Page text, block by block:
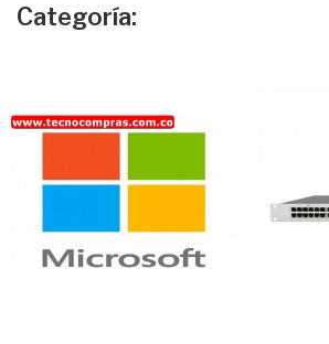
Categoría: